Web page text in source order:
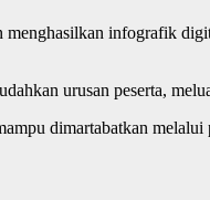
infografik
urusan peserta,
dimartabatkan